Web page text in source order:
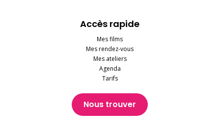
Accès rapide
Mes films
Mes rendez-vous
Mes ateliers
Agenda
Tarifs
Nous trouver